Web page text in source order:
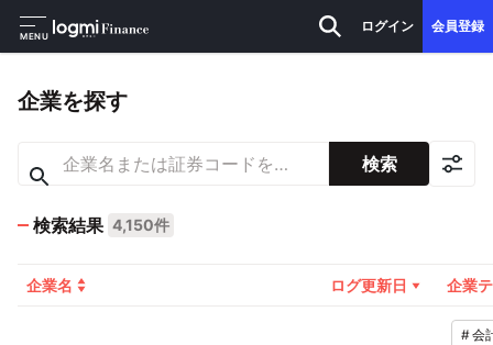
MENU
ログイン 会員登録
企業を探す
検索
検索結果 4,150件
企業名 ログ更新日 企業
#会